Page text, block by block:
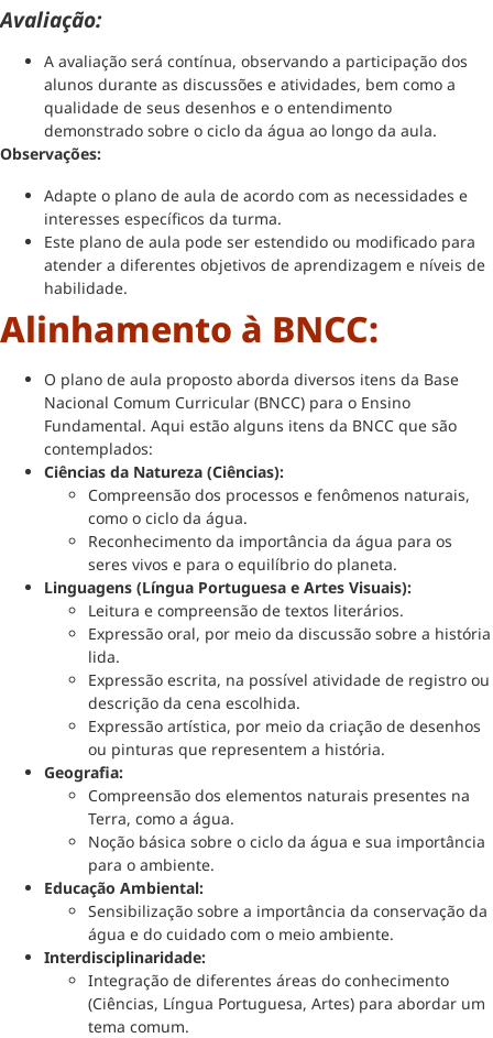
Avaliação:
A avaliação será contínua, observando a participação dos
alunos durante as discussões e atividades, bem como a
qualidade de seus desenhos e o entendimento
demonstrado sobre o ciclo da água ao longo da aula.
Observações:
Adapte o plano de aula de acordo com as necessidades e
interesses específicos da turma.
Este plano de aula pode ser estendido ou modificado para
atender a diferentes objetivos de aprendizagem e níveis de
habilidade.
Alinhamento à BNCC:
O plano de aula proposto aborda diversos itens da Base
Nacional Comum Curricular (BNCC) para o Ensino
Fundamental. Aqui estão alguns itens da BNCC que são
contemplados:
Ciências da Natureza (Ciências):
Compreensão dos processos e fenômenos naturais,
como o ciclo da água.
Reconhecimento da importância da água para os
seres vivos e para o equilíbrio do planeta.
Linguagens (Língua Portuguesa e Artes Visuais):
Leitura e compreensão de textos literários.
Expressão oral, por meio da discussão sobre a história
lida.
Expressão escrita, na possível atividade de registro ou
descrição da cena escolhida.
Expressão artística, por meio da criação de desenhos
ou pinturas que representem a história.
Geografia:
Compreensão dos elementos naturais presentes na
Terra, como a água.
Noção básica sobre o ciclo da água e sua importância
para o ambiente.
Educação Ambiental:
Sensibilização sobre a importância da conservação da
água e do cuidado com o meio ambiente.
Interdisciplinaridade:
Integração de diferentes áreas do conhecimento
(Ciências, Língua Portuguesa, Artes) para abordar um
tema comum.